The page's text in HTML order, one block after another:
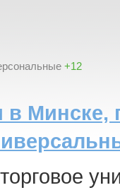
+12
в Минске,